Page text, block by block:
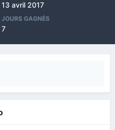
13 avril 2017
JOURS GAGNÉS
7